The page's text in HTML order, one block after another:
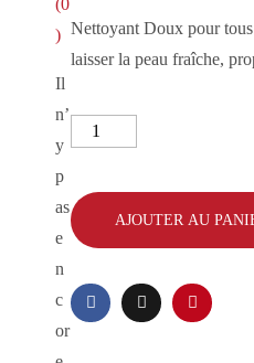
Nettoyant Doux pour
laisser la peau fraîche,
AJOUTER AU
(0
)
Il
n’
y
p
as
e
n
c
or